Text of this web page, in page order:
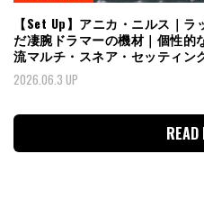
【Set Up】アニカ・ニルス｜
だ凄腕ドラマーの機材｜個性的
流マルチ・スネア・セッティン
2026.06.3 UP
READ